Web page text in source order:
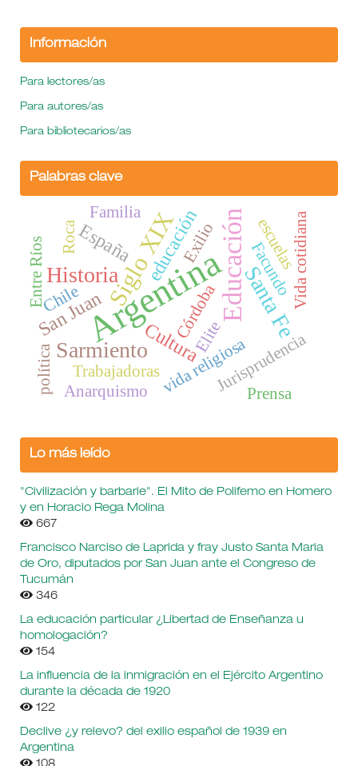
Información
Para lectores/as
Para autores/as
Para bibliotecarios/as
Palabras clave
ArgentinaEducación
Siglo XIX
Sarmiento
Historia Santa Fe
Cultura
educación
España
San Juan Córdoba
vida religiosaJurisprudencia
Trabajadoras
Familia Vida cotidiana
Elite
Chile
Roca
Facundo
escuelas
política Anarquismo
Exilio
Entre Ríos
Prensa
Lo más leído
"Civilización y barbarie". El Mito de Polifemo en Homero
y en Horacio Rega Molina
667
Francisco Narciso de Laprida y fray Justo Santa Maria
de Oro, diputados por San Juan ante el Congreso de
Tucumán
346
La educación particular ¿Libertad de Enseñanza u
homologación?
154
La influencia de la inmigración en el Ejército Argentino
durante la década de 1920
122
Declive ¿y relevo? del exilio español de 1939 en
Argentina